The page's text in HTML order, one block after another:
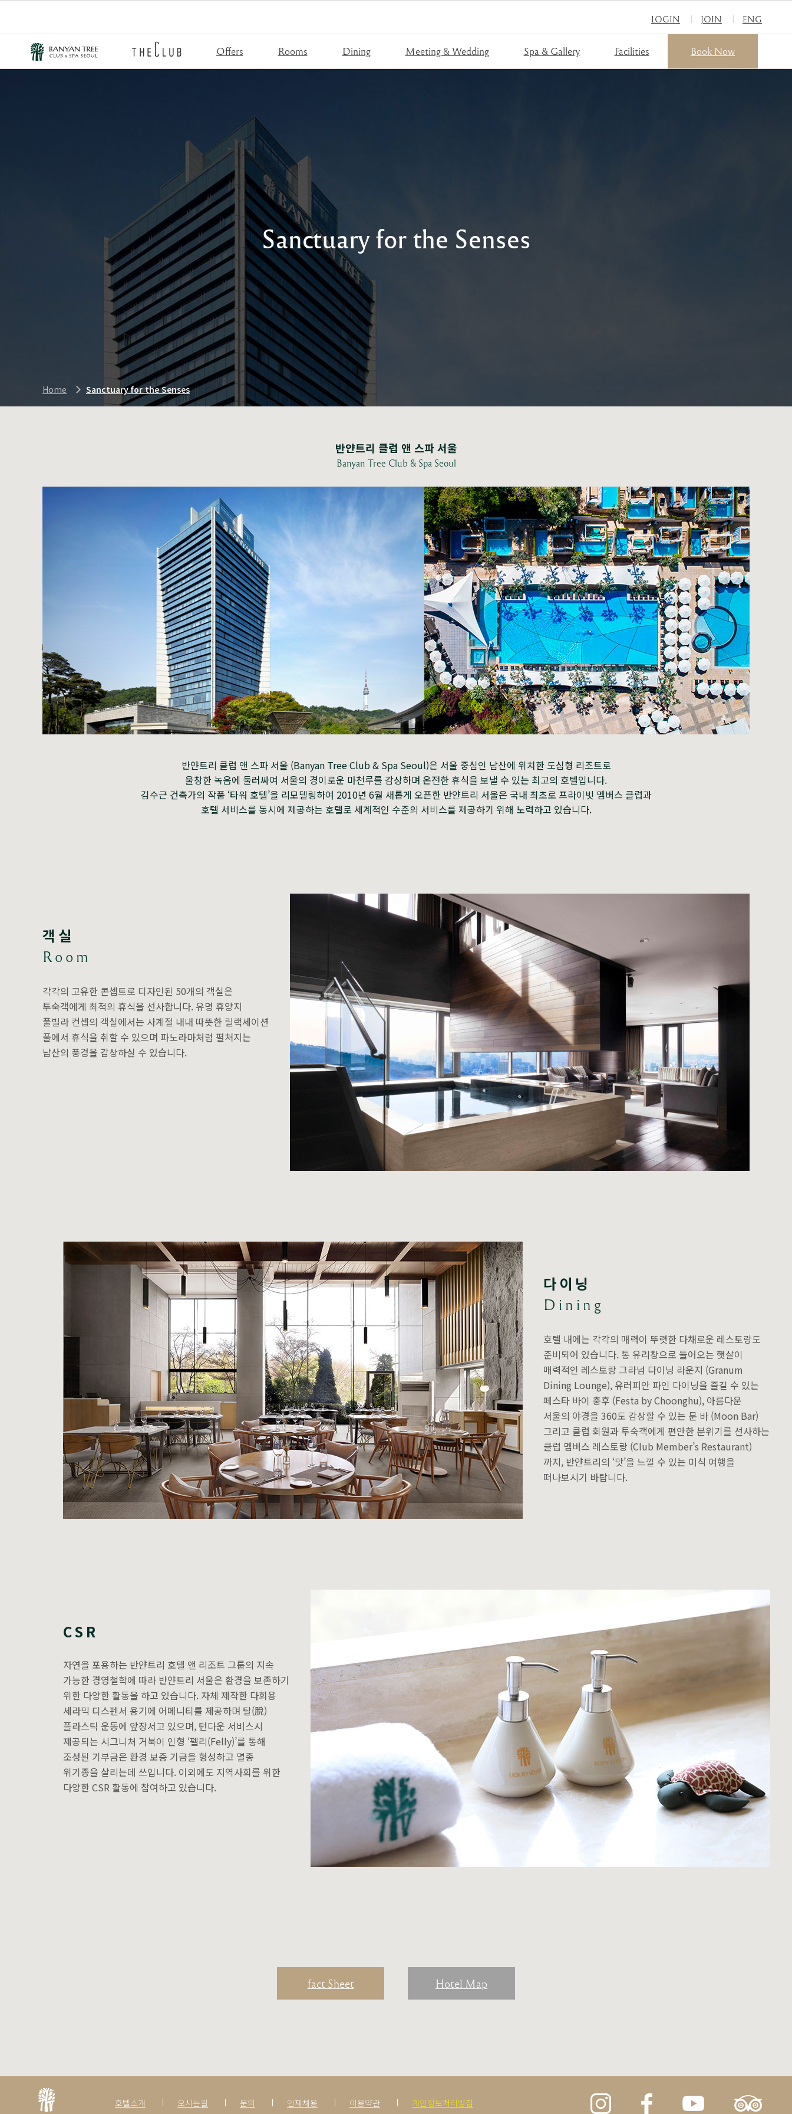
Offers Rooms Dining Meeting & Wedding Spa & Gallery Facilities Book Now
LOGIN JOIN ENG
Sanctuary for the Senses
Home Sanctuary for the Senses
반얀트리 클럽 앤 스파 서울
Banyan Tree Club & Spa Seoul
반얀트리 클럽 앤 스파 서울 (Banyan Tree Club & Spa Seoul)은 서울 중심인 남산에 위치한 도심형 리조트로
울창한 녹음에 둘러싸여 서울의 경이로운 마천루를 감상하며 온전한 휴식을 보낼 수 있는 최고의 호텔입니다.
김수근 건축가의 작품 ‘타워 호텔’을 리모델링하여 2010년 6월 새롭게 오픈한 반얀트리 서울은 국내 최초로 프라이빗 멤버스 클럽과
호텔 서비스를 동시에 제공하는 호텔로 세계적인 수준의 서비스를 제공하기 위해 노력하고 있습니다.
객실
Room
각각의 고유한 콘셉트로 디자인된 50개의 객실은
투숙객에게 최적의 휴식을 선사합니다. 유명 휴양지
풀빌라 컨셉의 객실에서는 사계절 내내 따뜻한 릴랙세이션
풀에서 휴식을 취할 수 있으며 파노라마처럼 펼쳐지는
남산의 풍경을 감상하실 수 있습니다.
다이닝
Dining
호텔 내에는 각각의 매력이 뚜렷한 다채로운 레스토랑도
준비되어 있습니다. 통 유리창으로 들어오는 햇살이
매력적인 레스토랑 그라넘 다이닝 라운지 (Granum
Dining Lounge), 유러피안 파인 다이닝을 즐길 수 있는
페스타 바이 충후 (Festa by Choonghu), 아름다운
서울의 야경을 360도 감상할 수 있는 문 바 (Moon Bar)
그리고 클럽 회원과 투숙객에게 편안한 분위기를 선사하는
클럽 멤버스 레스토랑 (Club Member’s Restaurant)
까지, 반얀트리의 ‘맛’을 느낄 수 있는 미식 여행을
떠나보시기 바랍니다.
CSR
자연을 포용하는 반얀트리 호텔 앤 리조트 그룹의 지속
가능한 경영철학에 따라 반얀트리 서울은 환경을 보존하기
위한 다양한 활동을 하고 있습니다. 자체 제작한 다회용
세라믹 디스펜서 용기에 어메니티를 제공하며 탈(脫)
플라스틱 운동에 앞장서고 있으며, 턴다운 서비스시
제공되는 시그니처 거북이 인형 ‘펠리(Felly)’를 통해
조성된 기부금은 환경 보증 기금을 형성하고 멸종
위기종을 살리는데 쓰입니다. 이외에도 지역사회를 위한
다양한 CSR 활동에 참여하고 있습니다.
fact Sheet Hotel Map
호텔소개 오시는길 문의 인재채용 이용약관 개인정보처리방침